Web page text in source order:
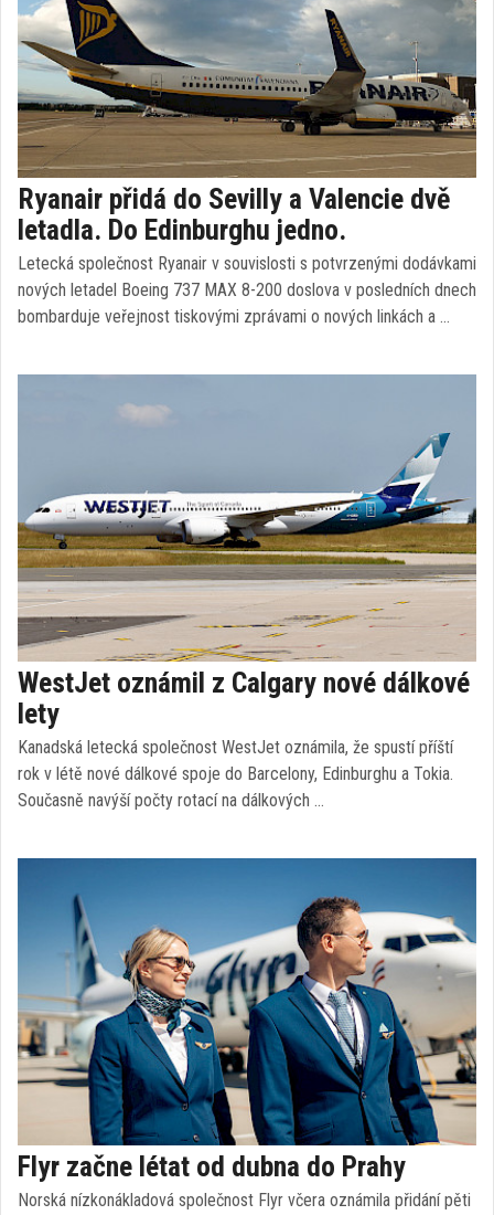
Ryanair přidá do Sevilly a Valencie dvě
letadla. Do Edinburghu jedno.
Letecká společnost Ryanair v souvislosti s potvrzenými dodávkami
nových letadel Boeing 737 MAX 8-200 doslova v posledních dnech
bombarduje veřejnost tiskovými zprávami o nových linkách a …
WestJet oznámil z Calgary nové dálkové
lety
Kanadská letecká společnost WestJet oznámila, že spustí příští
rok v létě nové dálkové spoje do Barcelony, Edinburghu a Tokia.
Současně navýší počty rotací na dálkových …
Flyr začne létat od dubna do Prahy
Norská nízkonákladová společnost Flyr včera oznámila přidání pěti